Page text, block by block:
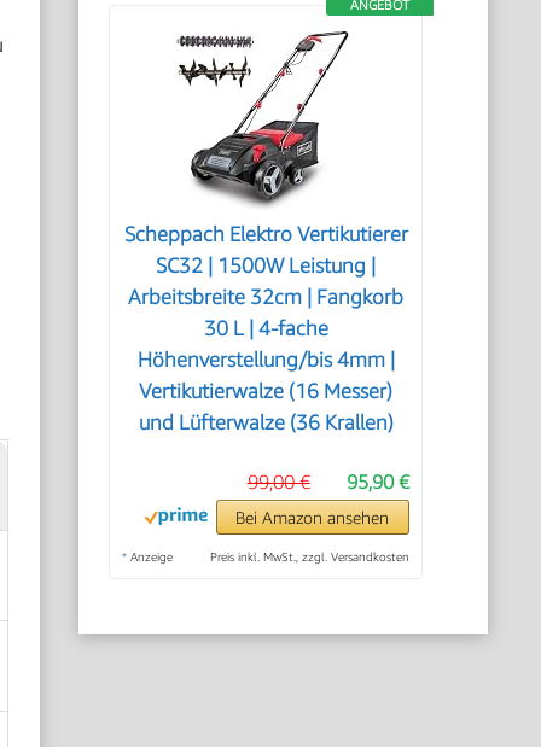
ANGEBOT
Scheppach Elektro Vertikutierer
SC32 | 1500W Leistung |
Arbeitsbreite 32cm | Fangkorb
30 L | 4-fache
Höhenverstellung/bis 4mm |
Vertikutierwalze (16 Messer)
und Lüfterwalze (36 Krallen)
95,90 €
99,00 €
Bei Amazon ansehen
* Anzeige Preis inkl. MwSt., zzgl. Versandkosten